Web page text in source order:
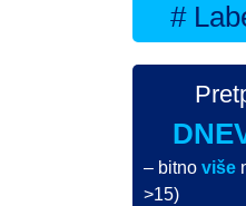
#
– bitnoviše
>15)